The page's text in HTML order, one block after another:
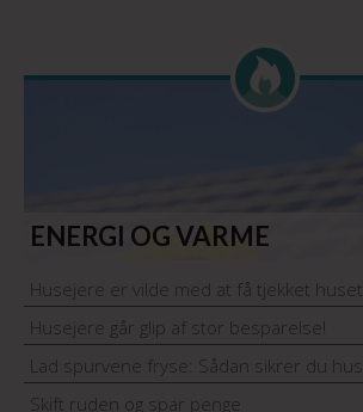
ENERGI OG VARME
Husejere er vilde med at få tjekket
Husejere går glip af stor besparelse!
Lad spurvene fryse: Sådan sikrer du
Skift ruden og spar penge